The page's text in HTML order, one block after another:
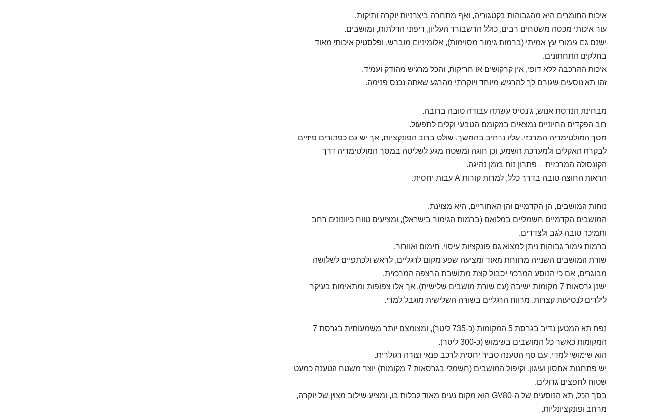
איכות החומרים היא מהגבוהות בקטגוריה, ואף מתחרה ביצרניות יוקרה ותיקות.
עור איכותי מכסה משטחים רבים, כולל הדשבורד העליון, דיפוני הדלתות, ומושבים.
ישנם גם גימורי עץ אמיתי (ברמות גימור מסוימות), אלומיניום מוברש, ופלסטיק איכותי מאוד
בחלקים התחתונים.
איכות ההרכבה ללא דופי, אין קרקושים או חריקות, והכל מרגיש מהודק ועמיד.
זהו תא נוסעים שגורם לך להרגיש מיוחד ויוקרתי מהרגע שאתה נכנס פנימה.
מבחינת הנדסת אנוש, ג'נסיס עשתה עבודה טובה ברובה.
רוב הפקדים החיוניים נמצאים במקומם הטבעי וקלים לתפעול.
מסך המולטימדיה המרכזי, עליו נרחיב בהמשך, שולט ברוב הפונקציות, אך יש גם כפתורים פיזיים
לבקרת האקלים ולמערכת השמע, וכן חוגה ומשטח מגע לשליטה במסך המולטימדיה דרך
הקונסולה המרכזית – פתרון נוח בזמן נהיגה.
הראות החוצה טובה בדרך כלל, למרות קורות A עבות יחסית.
נוחות המושבים, הן הקדמיים והן האחוריים, היא מצוינת.
המושבים הקדמיים חשמליים במלואם (ברמות הגימור בישראל), ומציעים טווח כיוונונים רחב
ותמיכה טובה לגב ולצדדים.
ברמות גימור גבוהות ניתן למצוא גם פונקציות עיסוי, חימום ואוורור.
שורת המושבים השנייה מרווחת מאוד ומציעה שפע מקום לרגליים, לראש ולכתפיים לשלושה
מבוגרים, אם כי הנוסע המרכזי יסבול קצת מתושבת הרצפה המרכזית.
ישנן גרסאות 7 מקומות ישיבה (עם שורת מושבים שלישית), אך אלו צפופות ומתאימות בעיקר
לילדים לנסיעות קצרות. מרווח הרגליים בשורה השלישית מוגבל למדי.
נפח תא המטען נדיב בגרסת 5 המקומות (כ-735 ליטר), ומצומצם יותר משמעותית בגרסת 7
המקומות כאשר כל המושבים בשימוש (כ-300 ליטר).
הוא שימושי למדי, עם סף הטענה סביר יחסית לרכב פנאי וצורה רגולרית.
יש פתרונות אחסון ועיגון, וקיפול המושבים (חשמלי בגרסאות 7 מקומות) יוצר משטח הטענה כמעט
שטוח לחפצים גדולים.
בסך הכל, תא הנוסעים של ה-GV80 הוא מקום נעים מאוד לבלות בו, ומציע שילוב מצוין של יוקרה,
מרחב ופונקציונליות.